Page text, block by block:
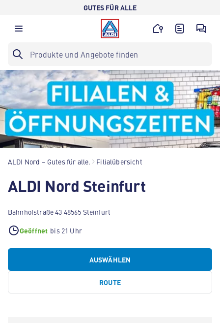
GUTES FÜR ALLE
ALDI Nord – Gutes für alle. Filialübersicht
ALDI Nord Steinfurt
Bahnhofstraße 43 48565 Steinfurt
Geöffnet bis 21 Uhr
AUSWÄHLEN
ROUTE